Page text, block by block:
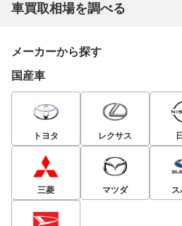
車買取相場を調べる
メーカーから探す
国産車
トヨタ レクサス
三菱 マツダ ス